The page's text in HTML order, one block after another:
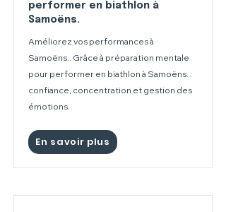
performer en biathlon à
Samoëns.
Améliorez vos performances à
Samoëns.. Grâce à préparation mentale
pour performer en biathlon à Samoëns. :
confiance, concentration et gestion des
émotions.
En savoir plus